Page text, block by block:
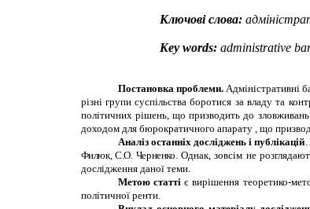
Ключові слова:
Key words:administrative
Постановка проблеми.Адміністративні
різні групи суспільства боротися за владу та
політичних рішень, що призводить до
доходом для бюрократичного апарату , що
Аналіз останніх досліджень і публікацій.
Филюк, С.О. Черненко.Однак, зовсім не
дослідження даної теми.
Метою статтіє вирішення теоретико-
політичної ренти.